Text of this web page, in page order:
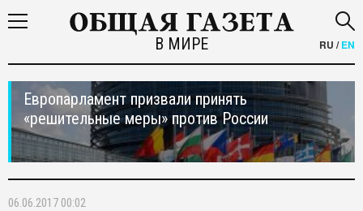
В МИРЕ RU /EN
Европарламент призвали принять
«решительные меры» против России
06.06.2017 00:02